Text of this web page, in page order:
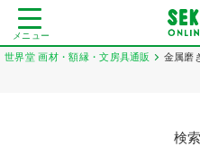
メニュー
世界堂 画材・額縁・文房具通販 金属磨
検